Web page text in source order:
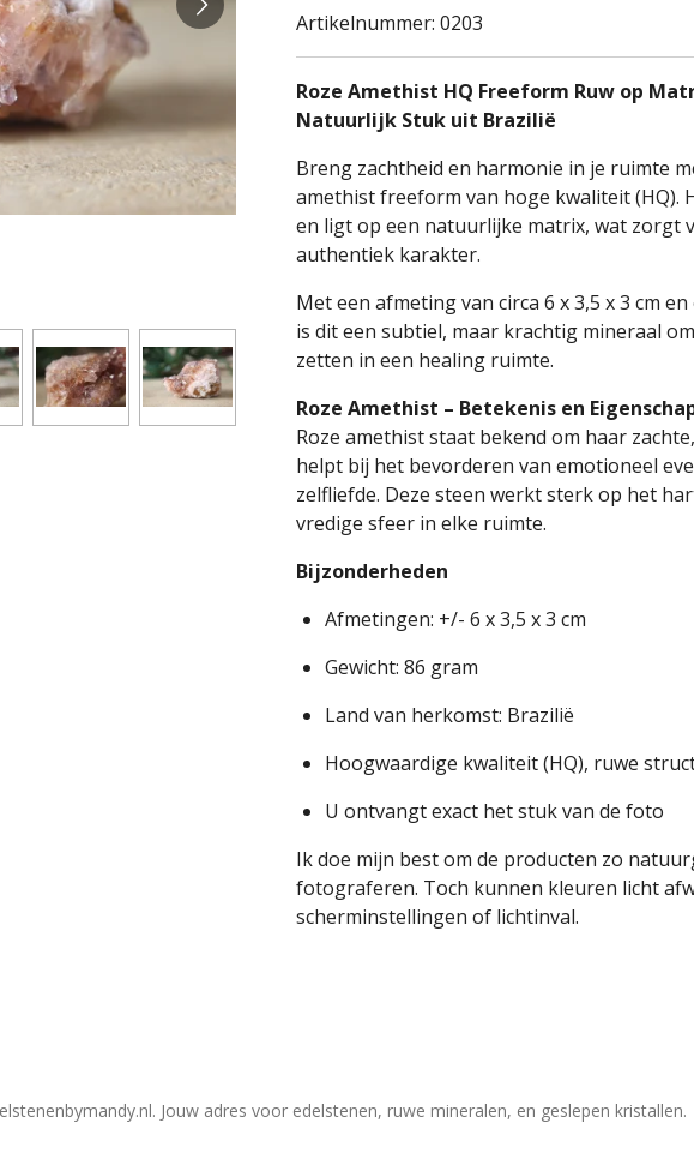
Artikelnummer: 0203
Roze Amethist HQ Freeform Ruw op
Natuurlijk Stuk uit Brazilië
Breng zachtheid en harmonie in je ruimte
amethist freeform van hoge kwaliteit (HQ).
en ligt op een natuurlijke matrix, wat zorgt
authentiek karakter.
Met een afmeting van circa 6 x 3,5 x 3 cm
is dit een subtiel, maar krachtig mineraal
zetten in een healing ruimte.
Roze Amethist – Betekenis en
Roze amethist staat bekend om haar
helpt bij het bevorderen van emotioneel
zelfliefde. Deze steen werkt sterk op het
vredige sfeer in elke ruimte.
Bijzonderheden
Afmetingen: +/- 6 x 3,5 x 3 cm
Gewicht: 86 gram
Land van herkomst: Brazilië
Hoogwaardige kwaliteit (HQ), ruwe
U ontvangt exact het stuk van de foto
Ik doe mijn best om de producten zo
fotograferen. Toch kunnen kleuren licht
scherminstellingen of lichtinval.
Jouw adres voor edelstenen, ruwe mineralen, en geslepen kristallen.